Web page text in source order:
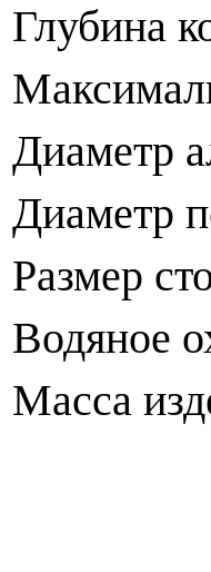
Глубина
Диаметр
Диаметр
Размер
Водяное
Масса